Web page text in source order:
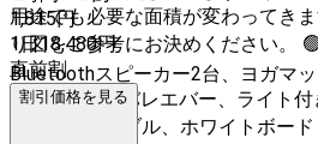
用途でも必要な面積が変わってき
り図をご参考にお決めください。 🟢 充実の無料備品🟢
Bluetoothスピーカー2台、ヨガマ
個、椅子9脚 バレエバー、ライト付き三脚、スマホホルダ
ー、USBケーブル、ホワイトボード 🟢 こだわりの設備🟢 大
1,815円
1日18,480円
直前割
割引価格を見る